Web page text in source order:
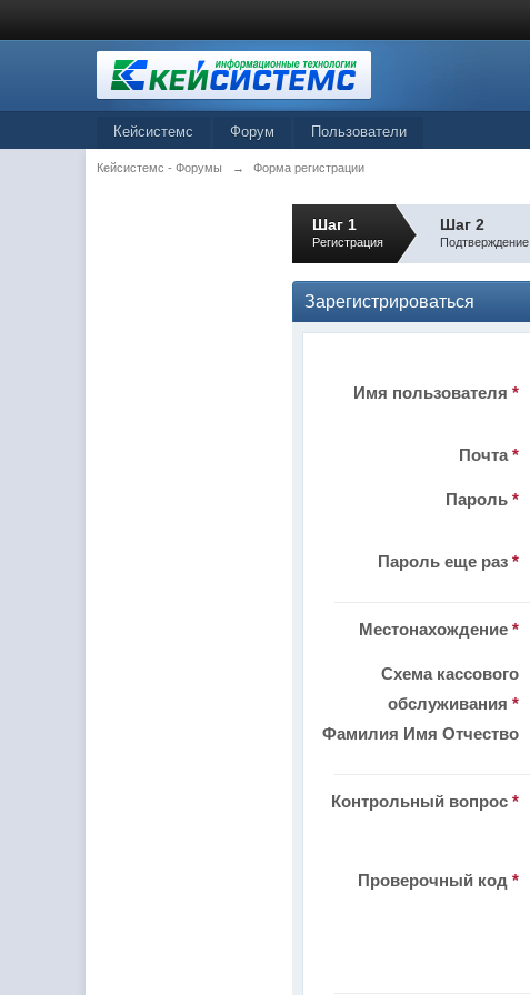
Кейсистемс Форум Пользователи
Кейсистемс - Форумы → Форма регистрации
Шаг 1
Регистрация
Шаг 2
Подтверждение
Зарегистрироваться
Имя пользователя *
Почта*
Пароль *
Пароль еще раз *
Местонахождение *
Схема кассового
обслуживания *
Фамилия Имя Отчество
Контрольный вопрос *
Проверочный код *